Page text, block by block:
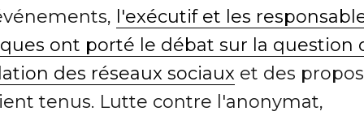
l'exécutif et les
ont porté le débat sur la question
des réseaux sociaux et des
tenus. Lutte contre l'anonymat,